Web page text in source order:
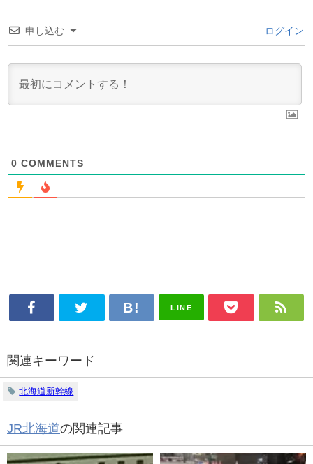
申し込む ログイン
0 COMMENTS
LINE
関連キーワード
北海道新幹線
JR北海道の関連記事